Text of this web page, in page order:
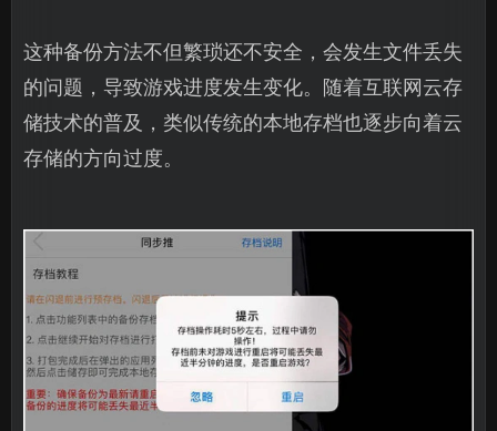
这种备份方法不但繁琐还不安全，会发生文件丢失
的问题，导致游戏进度发生变化。随着互联网云存
储技术的普及，类似传统的本地存档也逐步向着云
存储的方向过度。